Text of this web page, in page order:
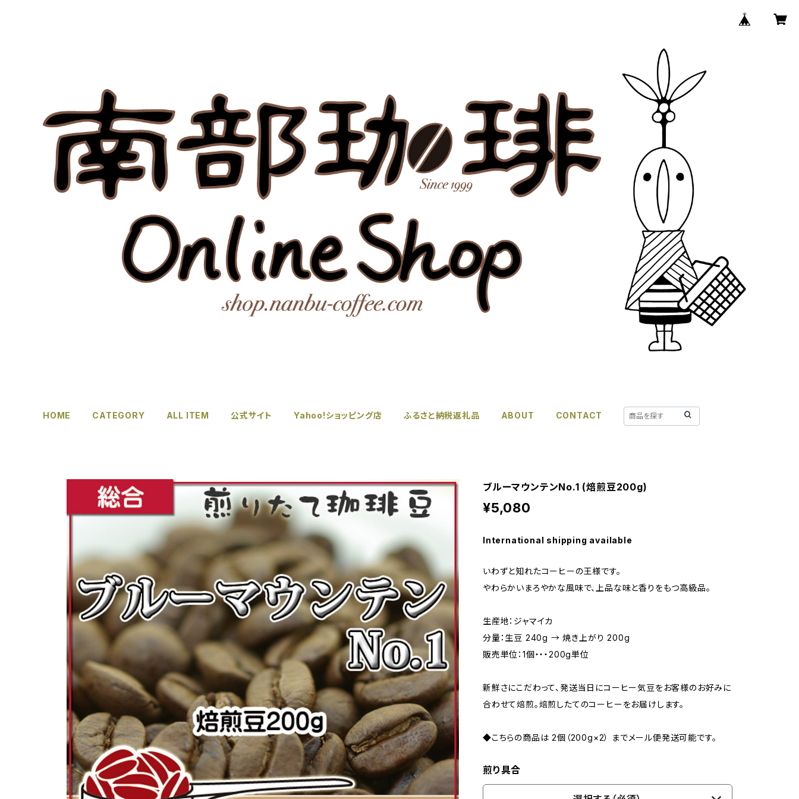
HOME CATEGORY ALL ITEM 公式サイト Yahoo!ショッピング店 ふるさと納税返礼品 ABOUT CONTACT
ブルーマウンテンNo.1 (焙煎豆200g)
¥5,080
International shipping available
いわずと知れたコーヒーの王様です。
やわらかいまろやかな風味で、上品な味と香りをもつ高級品。
生産地：ジャマイカ
分量：生豆 240g → 焼き上がり 200g
販売単位：1個・・・200g単位
新鮮さにこだわって、発送当日にコーヒー気豆をお客様のお好みに
合わせて焙煎。焙煎したてのコーヒーをお届けします。
◆こちらの商品は 2個（200g×2） までメール便発送可能です。
煎り具合